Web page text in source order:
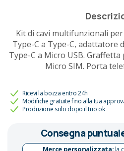
Kit di cavi multifunzionali per
Type-C a Type-C, adattatore
Type-C a Micro USB.
Micro SIM. Porta
Ricevi la bozza entro 24h
Modifiche gratuite fino alla tua
Produzione solo dopo il tuo ok
Consegna
Merce personalizzata: